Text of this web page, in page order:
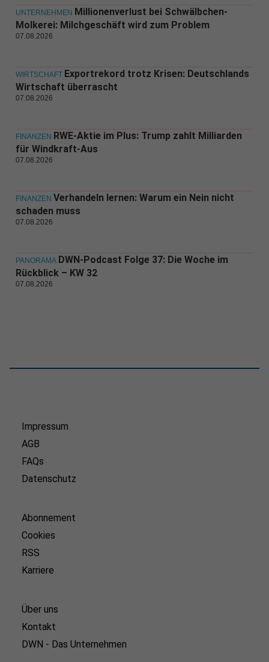
UNTERNEHMEN Millionenverlust bei Schwälbchen-
Molkerei: Milchgeschäft wird zum Problem
07.08.2026
WIRTSCHAFT Exportrekord trotz Krisen: Deutschlands
Wirtschaft überrascht
07.08.2026
FINANZEN RWE-Aktie im Plus: Trump zahlt Milliarden
für Windkraft-Aus
07.08.2026
FINANZEN Verhandeln lernen: Warum ein Nein nicht
schaden muss
07.08.2026
PANORAMA DWN-Podcast Folge 37: Die Woche im
Rückblick – KW 32
07.08.2026
Impressum
AGB
FAQs
Datenschutz
Abonnement
Cookies
RSS
Karriere
Über uns
Kontakt
DWN - Das Unternehmen